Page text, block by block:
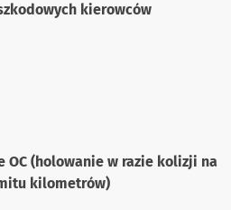
kierowców
OC (holowanie w razie kolizji na
kilometrów)